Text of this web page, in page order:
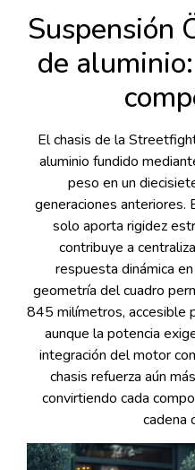
Suspensión
de
El chasis de la
aluminio fundido
peso en un
generaciones anteriores.
solo aporta rigidez
contribuye a
respuesta dinámica
geometría del cuadro
845 milímetros, accesible
aunque la potencia
integración del motor
chasis refuerza aún
convirtiendo cada
cadena